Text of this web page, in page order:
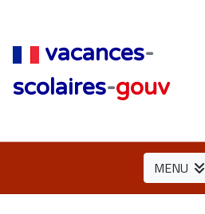
vacances-
scolaires-gouv
MENU